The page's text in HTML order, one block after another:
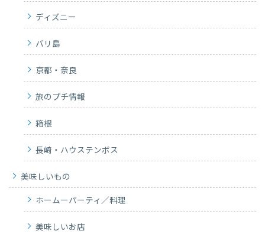
ディズニー
バリ島
京都・奈良
旅のプチ情報
箱根
長崎・ハウステンボス
美味しいもの
ホームーパーティ／料理
美味しいお店